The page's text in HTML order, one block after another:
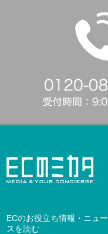
ECのお役立ち情報・ニュー
スを読む